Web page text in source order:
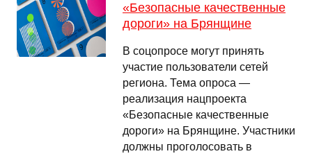
«Безопасные качественные
дороги» на Брянщине
В соцопросе могут принять
участие пользователи сетей
региона. Тема опроса —
реализация нацпроекта
«Безопасные качественные
дороги» на Брянщине. Участники
должны проголосовать в